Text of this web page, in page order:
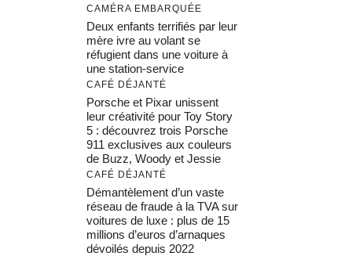
CAMÉRA EMBARQUÉE
Deux enfants terrifiés par leur
mère ivre au volant se
réfugient dans une voiture à
une station-service
CAFÉ DÉJANTÉ
Porsche et Pixar unissent
leur créativité pour Toy Story
5 : découvrez trois Porsche
911 exclusives aux couleurs
de Buzz, Woody et Jessie
CAFÉ DÉJANTÉ
Démantèlement d’un vaste
réseau de fraude à la TVA sur
voitures de luxe : plus de 15
millions d’euros d’arnaques
dévoilés depuis 2022